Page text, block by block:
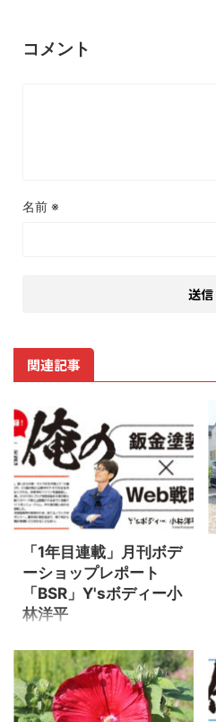
コメント
名前 ※
関連記事
2021/2/19
「1年目連載」月刊ボデ
ーショップレポート
「BSR」Y'sボディー小
林洋平
トへ投函 【予告編1】2019年2
月号ボデーショップレポート
2019年2月号の40ページを開
くと 載ってます。 【予告編